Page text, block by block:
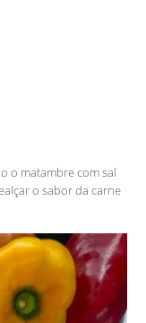
o matambre com sal
o sabor da carne